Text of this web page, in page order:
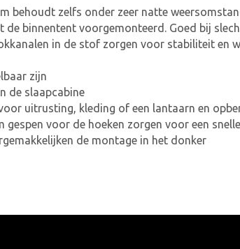
behoudt zelfs onder zeer natte
binnentent voorgemonteerd. Goed bij
in de stof zorgen voor stabiliteit en
zijn
de slaapcabine
uitrusting, kleding of een lantaarn en
voor de hoeken zorgen voor een
de montage in het donker